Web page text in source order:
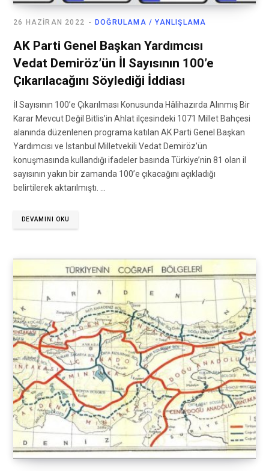
DOĞRULAMA / YANLIŞLAMA
26 HAZIRAN 2022
AK Parti Genel Başkan Yardımcısı
Vedat Demiröz’ün İl Sayısının 100’e
Çıkarılacağını Söylediği İddiası
İl Sayısının 100’e Çıkarılması Konusunda Hâlihazırda Alınmış Bir
Karar Mevcut Değil Bitlis’in Ahlat ilçesindeki 1071 Millet Bahçesi
alanında düzenlenen programa katılan AK Parti Genel Başkan
Yardımcısı ve İstanbul Milletvekili Vedat Demiröz’ün
konuşmasında kullandığı ifadeler basında Türkiye’nin 81 olan il
sayısının yakın bir zamanda 100’e çıkacağını açıkladığı
belirtilerek aktarılmıştı. …
DEVAMINI OKU